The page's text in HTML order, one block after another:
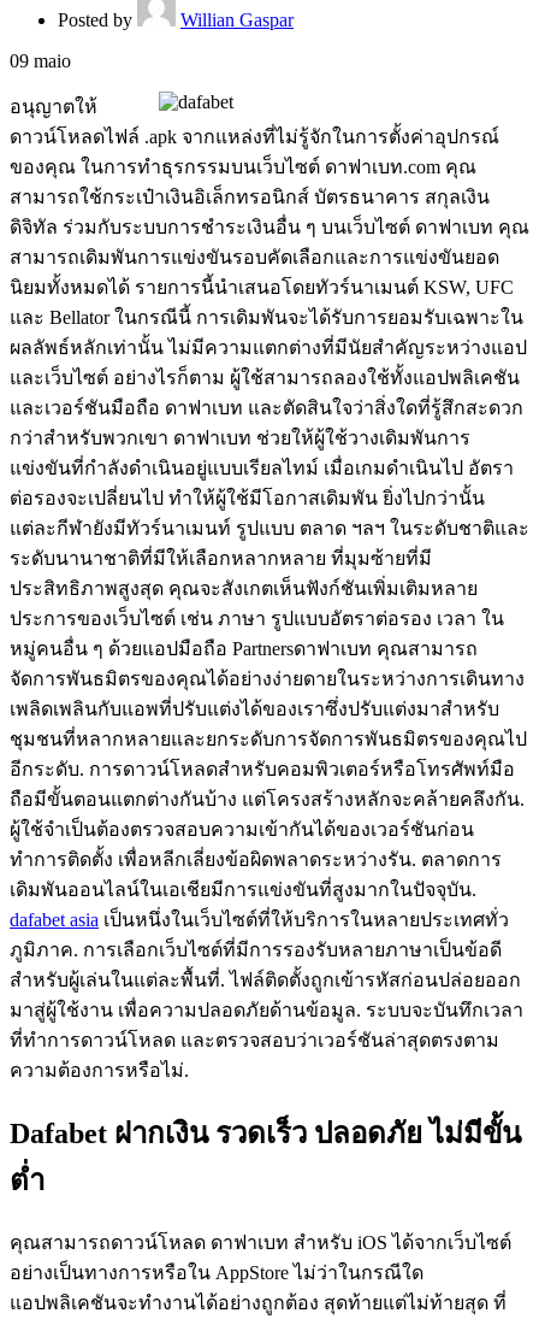
Posted by
Willian Gaspar
09 maio
อนุญาตให้
ดาวน์โหลดไฟล์ .apk จากแหล่งที่ไม่รู้จักในการตั้งค่าอุปกรณ์
ของคุณ ในการทำธุรกรรมบนเว็บไซต์ ดาฟาเบท.com คุณ
สามารถใช้กระเป๋าเงินอิเล็กทรอนิกส์ บัตรธนาคาร สกุลเงิน
ดิจิทัล ร่วมกับระบบการชำระเงินอื่น ๆ บนเว็บไซต์ ดาฟาเบท คุณ
สามารถเดิมพันการแข่งขันรอบคัดเลือกและการแข่งขันยอด
นิยมทั้งหมดได้ รายการนี้นำเสนอโดยทัวร์นาเมนต์ KSW, UFC
และ Bellator ในกรณีนี้ การเดิมพันจะได้รับการยอมรับเฉพาะใน
ผลลัพธ์หลักเท่านั้น ไม่มีความแตกต่างที่มีนัยสำคัญระหว่างแอป
และเว็บไซต์ อย่างไรก็ตาม ผู้ใช้สามารถลองใช้ทั้งแอปพลิเคชัน
และเวอร์ชันมือถือ ดาฟาเบท และตัดสินใจว่าสิ่งใดที่รู้สึกสะดวก
กว่าสำหรับพวกเขา ดาฟาเบท ช่วยให้ผู้ใช้วางเดิมพันการ
แข่งขันที่กำลังดำเนินอยู่แบบเรียลไทม์ เมื่อเกมดำเนินไป อัตรา
ต่อรองจะเปลี่ยนไป ทำให้ผู้ใช้มีโอกาสเดิมพัน ยิ่งไปกว่านั้น
แต่ละกีฬายังมีทัวร์นาเมนท์ รูปแบบ ตลาด ฯลฯ ในระดับชาติและ
ระดับนานาชาติที่มีให้เลือกหลากหลาย ที่มุมซ้ายที่มี
ประสิทธิภาพสูงสุด คุณจะสังเกตเห็นฟังก์ชันเพิ่มเติมหลาย
ประการของเว็บไซต์ เช่น ภาษา รูปแบบอัตราต่อรอง เวลา ใน
หมู่คนอื่น ๆ ด้วยแอปมือถือ Partnersดาฟาเบท คุณสามารถ
จัดการพันธมิตรของคุณได้อย่างง่ายดายในระหว่างการเดินทาง
เพลิดเพลินกับแอพที่ปรับแต่งได้ของเราซึ่งปรับแต่งมาสำหรับ
ชุมชนที่หลากหลายและยกระดับการจัดการพันธมิตรของคุณไป
อีกระดับ. การดาวน์โหลดสำหรับคอมพิวเตอร์หรือโทรศัพท์มือ
ถือมีขั้นตอนแตกต่างกันบ้าง แต่โครงสร้างหลักจะคล้ายคลึงกัน.
ผู้ใช้จำเป็นต้องตรวจสอบความเข้ากันได้ของเวอร์ชันก่อน
ทำการติดตั้ง เพื่อหลีกเลี่ยงข้อผิดพลาดระหว่างรัน. ตลาดการ
เดิมพันออนไลน์ในเอเชียมีการแข่งขันที่สูงมากในปัจจุบัน.
dafabet asia เป็นหนึ่งในเว็บไซต์ที่ให้บริการในหลายประเทศทั่ว
ภูมิภาค. การเลือกเว็บไซต์ที่มีการรองรับหลายภาษาเป็นข้อดี
สำหรับผู้เล่นในแต่ละพื้นที่. ไฟล์ติดตั้งถูกเข้ารหัสก่อนปล่อยออก
มาสู่ผู้ใช้งาน เพื่อความปลอดภัยด้านข้อมูล. ระบบจะบันทึกเวลา
ที่ทำการดาวน์โหลด และตรวจสอบว่าเวอร์ชันล่าสุดตรงตาม
ความต้องการหรือไม่.
Dafabet ฝากเงิน รวดเร็ว ปลอดภัย ไม่มีขั้น
ต่ำ
คุณสามารถดาวน์โหลด ดาฟาเบท สำหรับ iOS ได้จากเว็บไซต์
อย่างเป็นทางการหรือใน AppStore ไม่ว่าในกรณีใด
แอปพลิเคชันจะทำงานได้อย่างถูกต้อง สุดท้ายแต่ไม่ท้ายสุด ที่